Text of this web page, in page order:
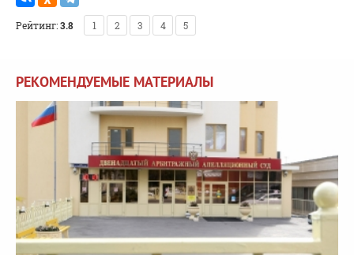
Рейтинг:3.8 1 2 3 4 5
РЕКОМЕНДУЕМЫЕ МАТЕРИАЛЫ